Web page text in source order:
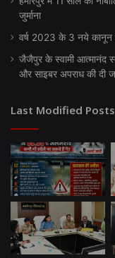
जुर्माना
वर्ष 2023 के 3 नये कानून
जैजैपुर के स्वामी आत्मानंद
और साइबर अपराध की दी
Last Modified Posts